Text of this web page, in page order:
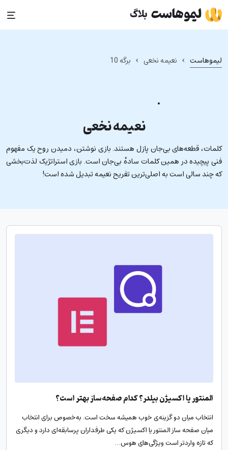
Skip
to
content
لیموهاست › نعیمه نخعی › برگه 10
نعیمه نخعی
کلمات، قطعه‌های بی‌جان پازل هستند. بازی نوشتن، دمیدن روح یک مفهوم
فنی پیچیده در همین کلمات سادهٔ بی‌جان است. بازی استراتژیک لذت‌بخشی
که چند سالی است به اصلی‌ترین تفریح نعیمه تبدیل شده است!
المنتور یا اکسیژن بیلدر؟ کدام صفحه‌ساز بهتر است؟
انتخاب میان دو گزینه‌ی خوب همیشه سخت است. به‌‌خصوص برای انتخاب
میان صفحه ساز المنتور یا اکسیژن که یکی طرفداران پرسابقه‌ای دارد و دیگری
که تازه‌ واردتر است ویژگی‌های هوس‌…